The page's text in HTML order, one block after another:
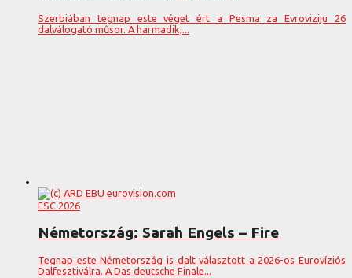
Szerbiában tegnap este véget ért a Pesma za Evroviziju 26
dalválogató műsor. A harmadik,...
ESC 2026
Németország: Sarah Engels – Fire
Tegnap este Németország is dalt választott a 2026-os Eurovíziós
Dalfesztiválra. A Das deutsche Finale...